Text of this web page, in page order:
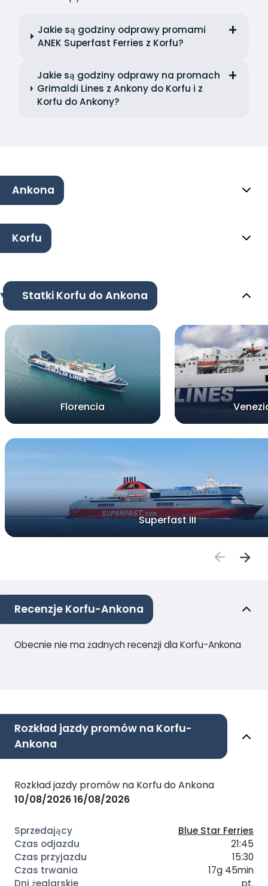
Jakie są godziny odprawy promami
ANEK Superfast Ferries z Korfu?
Jakie są godziny odprawy na promach
Grimaldi Lines z Ankony do Korfu i z
Korfu do Ankony?
Ankona
Korfu
Statki Korfu do Ankona
Florencia
Superfast III
Recenzje Korfu-Ankona
Obecnie nie ma żadnych recenzji dla Korfu-Ankona
Rozkład jazdy promów na Korfu-
Ankona
Rozkład jazdy promów na Korfu do Ankona
10/08/202616/08/2026
Blue Star Ferries
21:45
15:30
17g 45min
pt.